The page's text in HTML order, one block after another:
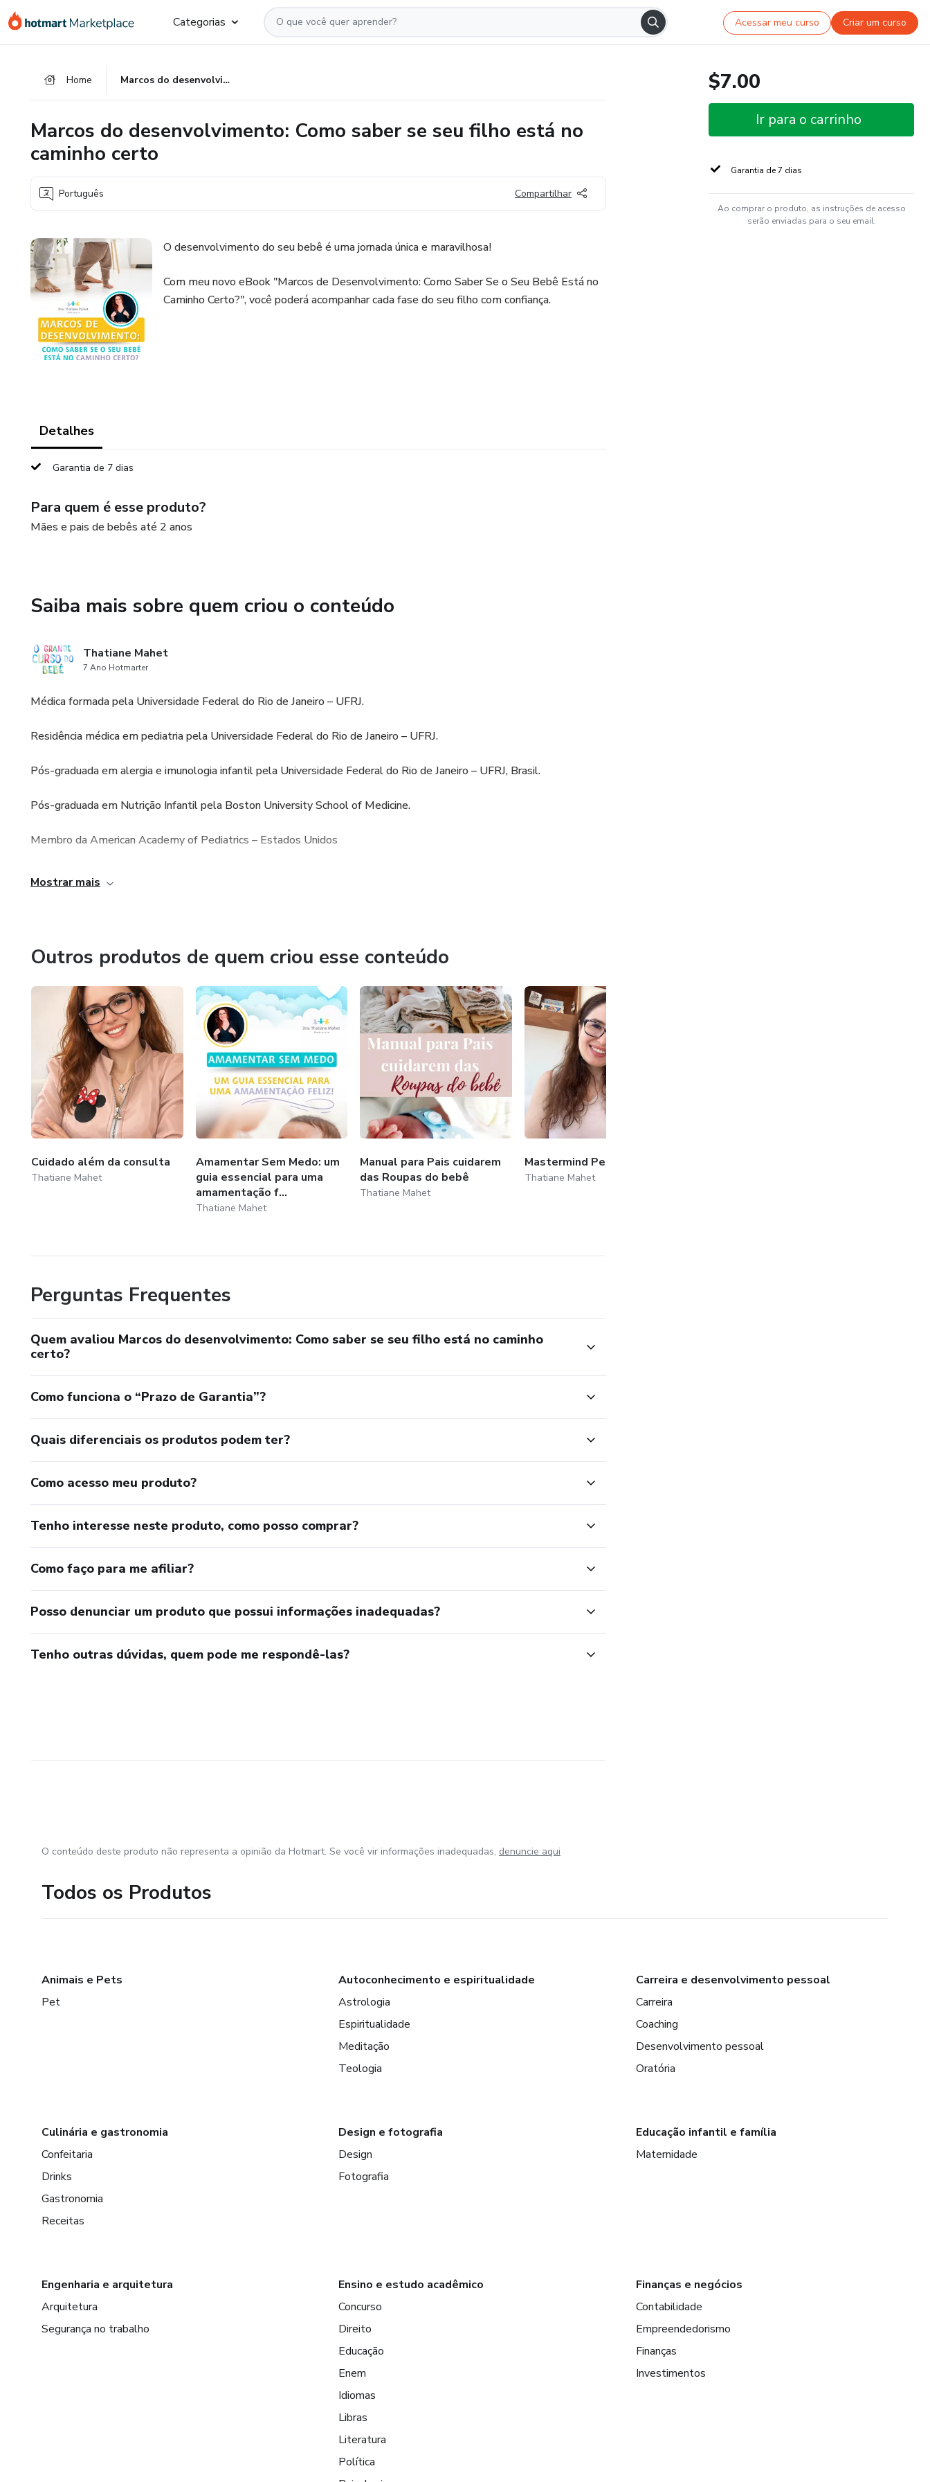
para
para
para
Categorias Acessar meu curso Criar um curso
Home Marcos do desenvolvimento: Como saber se seu filho está no caminho certo
Marcos do desenvolvimento: Como saber se seu filho está no
caminho certo
Português Compartilhar
O desenvolvimento do seu bebê é uma jornada única e maravilhosa!
Com meu novo eBook "Marcos de Desenvolvimento: Como Saber Se o Seu Bebê Está no
Caminho Certo?", você poderá acompanhar cada fase do seu filho com confiança.
Detalhes
Garantia de 7 dias
Para quem é esse produto?
Mães e pais de bebês até 2 anos
Saiba mais sobre quem criou o conteúdo
Thatiane Mahet
7 Ano Hotmarter
Médica formada pela Universidade Federal do Rio de Janeiro – UFRJ.
Residência médica em pediatria pela Universidade Federal do Rio de Janeiro – UFRJ.
Pós-graduada em alergia e imunologia infantil pela Universidade Federal do Rio de Janeiro – UFRJ, Brasil.
Pós-graduada em Nutrição Infantil pela Boston University School of Medicine.
Membro da American Academy of Pediatrics – Estados Unidos
Colunista semanal Super Rádio Tupi - Programa Isabele Benito - LÍDER de audiência
Mostrar mais
Outros produtos de quem criou esse conteúdo
Cuidado além da consulta
Thatiane Mahet
Amamentar Sem Medo: um
guia essencial para uma
amamentação f...
Thatiane Mahet
Manual para Pais cuidarem
das Roupas do bebê
Thatiane Mahet
Mastermind Pediatria
Thatiane Mahet
Perguntas Frequentes
Quem avaliou Marcos do desenvolvimento: Como saber se seu filho está no caminho
certo?
Como funciona o “Prazo de Garantia”?
Quais diferenciais os produtos podem ter?
Como acesso meu produto?
Tenho interesse neste produto, como posso comprar?
Como faço para me afiliar?
Posso denunciar um produto que possui informações inadequadas?
Tenho outras dúvidas, quem pode me respondê-las?
$7.00
Ir para o carrinho
Garantia de 7 dias
Ao comprar o produto, as instruções de acesso
serão enviadas para o seu email.
O conteúdo deste produto não representa a opinião da Hotmart. Se você vir informações inadequadas, denuncie aqui
Todos os Produtos
Animais e Pets
Pet
Autoconhecimento e espiritualidade
Astrologia
Espiritualidade
Meditação
Teologia
Carreira e desenvolvimento pessoal
Carreira
Coaching
Desenvolvimento pessoal
Oratória
Culinária e gastronomia
Confeitaria
Drinks
Gastronomia
Receitas
Design e fotografia
Design
Fotografia
Educação infantil e família
Maternidade
Engenharia e arquitetura
Arquitetura
Segurança no trabalho
Ensino e estudo acadêmico
Concurso
Direito
Educação
Enem
Idiomas
Libras
Literatura
Política
Finanças e negócios
Contabilidade
Empreendedorismo
Finanças
Investimentos